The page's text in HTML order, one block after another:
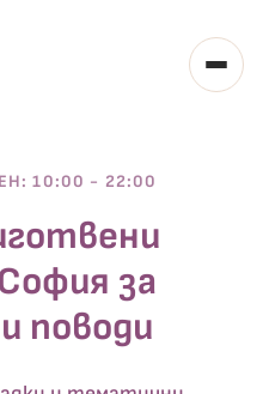
10:00 - 22:00
за
поводи